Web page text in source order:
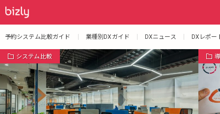
予約システム比較ガイド 業種別DXガイド DXニュース DXレポー
システム比較